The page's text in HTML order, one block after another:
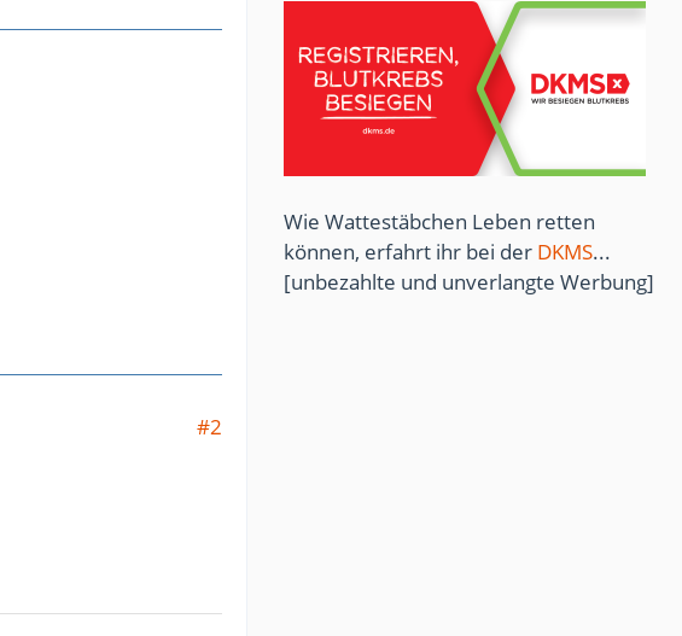
#2
Wie Wattestäbchen Leben retten
können, erfahrt ihr bei der DKMS...
[unbezahlte und unverlangte Werbung]